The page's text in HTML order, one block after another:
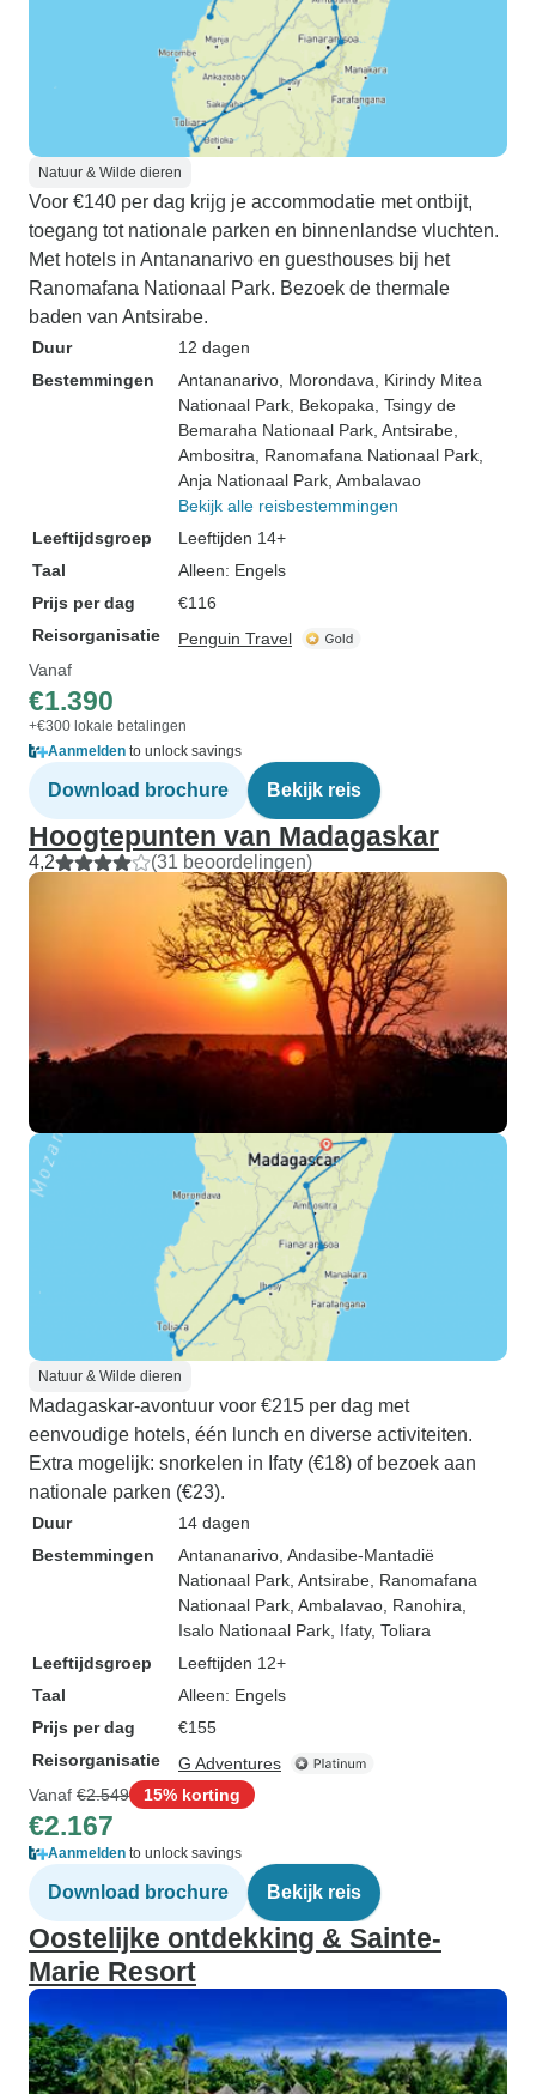
Natuur & Wilde dieren
Voor €140 per dag krijg je accommodatie met ontbijt,
toegang tot nationale parken en binnenlandse vluchten.
Met hotels in Antananarivo en guesthouses bij het
Ranomafana Nationaal Park. Bezoek de thermale
baden van Antsirabe.
Duur
12 dagen
Bestemmingen
Antananarivo , Morondava , Kirindy Mitea
Nationaal Park , Bekopaka , Tsingy de
Bemaraha Nationaal Park , Antsirabe
Ambositra , Ranomafana Nationaal Park
Anja Nationaal Park , Ambalavao
Bekijk alle reisbestemmingen
Leeftijdsgroep
Leeftijden 14+
Taal
Alleen: Engels
Prijs per dag
€116
Reisorganisatie
Penguin Travel
Vanaf
€1.390
+€300 lokale betalingen
Aanmelden to unlock savings
Download brochure Bekijk reis
Hoogtepunten van Madagaskar
4,2 (31 beoordelingen)
Natuur & Wilde dieren
Madagaskar-avontuur voor €215 per dag met
eenvoudige hotels, één lunch en diverse activiteiten.
Extra mogelijk: snorkelen in Ifaty (€18) of bezoek aan
nationale parken (€23).
Duur
14 dagen
Bestemmingen
Antananarivo , Andasibe-Mantadië
Nationaal Park , Antsirabe , Ranomafana
Nationaal Park , Ambalavao , Ranohira
Isalo Nationaal Park , Ifaty, Toliara
Leeftijdsgroep
Leeftijden 12+
Taal
Alleen: Engels
Prijs per dag
€155
Reisorganisatie
G Adventures
Vanaf €2.549 15% korting
€2.167
Aanmelden to unlock savings
Download brochure Bekijk reis
Oostelijke ontdekking & Sainte-
Marie Resort